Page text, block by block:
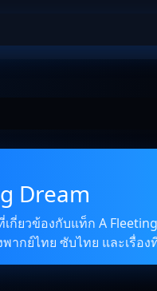
Dream
ยวข้องกับแท็ก A
ากย์ไทย ซับไทย และเรื่อง